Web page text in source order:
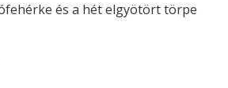
és a hét elgyötört törpe